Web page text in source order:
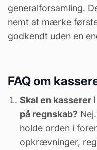
generalforsamling.
nemt at mærke
godkendt uden en
FAQ om
Skal en kasserer
på regnskab?
holde orden i
opkrævninger,